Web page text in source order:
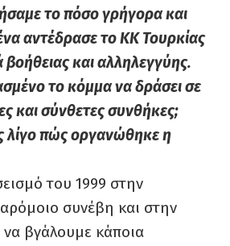
το πόσο γρήγορα και
αντέδρασε το ΚΚ Τουρκίας
και αλληλεγγύης.
το κόμμα να δράσει σε
και σύνθετες συνθήκες;
λίγο πώς οργανώθηκε η
του 1999 στην
συνέβη και στην
βγάλουμε κάποια